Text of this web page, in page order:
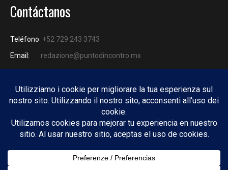
Contáctanos
Teléfono +52 729 243 3743
Email:
redazione@puntodincontro.mx
PUNTODINCONTRO